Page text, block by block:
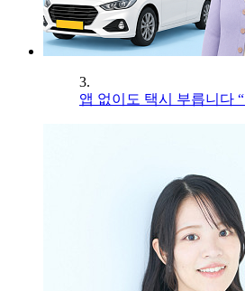
3.
앱 없이도 택시 부릅니다